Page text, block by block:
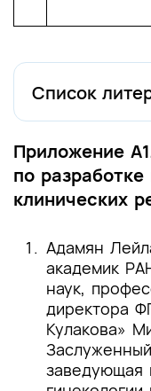
Список
[1]Кондриков
Руководство
[2]Tanos V.,
management
reproductive
[3]Indraccolo
Corona G.,
pathogenesis
systematic
Gynaecol
Приложение
по
клинических
Адамян
академик
наук,
директора
Кулакова»
заведующая